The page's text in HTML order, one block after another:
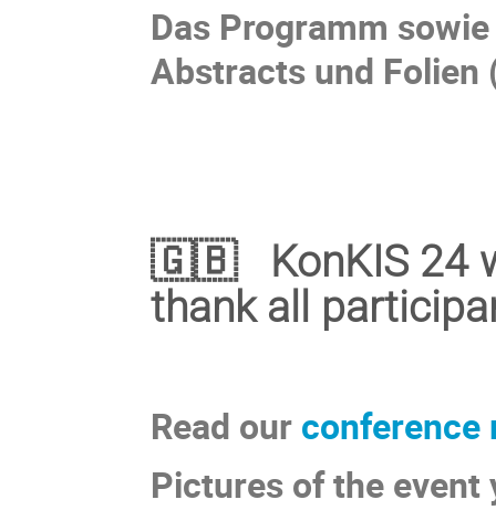
Das Programm
Abstracts und
🇬🇧 KonKIS 24
thank all
Read our conference
Pictures of the